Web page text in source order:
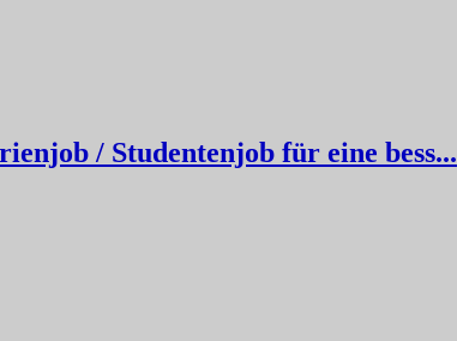
/ Studentenjob für eine bess...